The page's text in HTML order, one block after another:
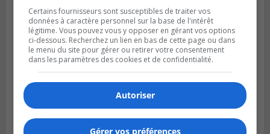
Certains fournisseurs sont susceptibles de traiter vos
données à caractère personnel sur la base de l'intérêt
légitime. Vous pouvez vous y opposer en gérant vos options
ci-dessous. Recherchez un lien en bas de cette page ou dans
le menu du site pour gérer ou retirer votre consentement
dans les paramètres des cookies et de confidentialité.
Autoriser
Gérer vos préférences